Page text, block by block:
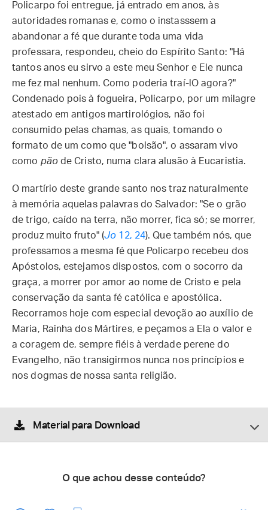
Policarpo foi entregue, já entrado em anos, às
autoridades romanas e, como o instasssem a
abandonar a fé que durante toda uma vida
professara, respondeu, cheio do Espírito Santo: "Há
tantos anos eu sirvo a este meu Senhor e Ele nunca
me fez mal nenhum. Como poderia traí-lO agora?"
Condenado pois à fogueira, Policarpo, por um milagre
atestado em antigos martirológios, não foi
consumido pelas chamas, as quais, tomando o
formato de um como que "bolsão", o assaram vivo
como pãode Cristo, numa clara alusão à Eucaristia.
O martírio deste grande santo nos traz naturalmente
à memória aquelas palavras do Salvador: "Se o grão
de trigo, caído na terra, não morrer, fica só; se morrer,
produz muito fruto" (Jo 12, 24). Que também nós, que
professamos a mesma fé que Policarpo recebeu dos
Apóstolos, estejamos dispostos, com o socorro da
graça, a morrer por amor ao nome de Cristo e pela
conservação da santa fé católica e apostólica.
Recorramos hoje com especial devoção ao auxílio de
Maria, Rainha dos Mártires, e peçamos a Ela o valor e
a coragem de, sempre fiéis à verdade perene do
Evangelho, não transigirmos nunca nos princípios e
nos dogmas de nossa santa religião.
Material para Download
O que achou desse conteúdo?